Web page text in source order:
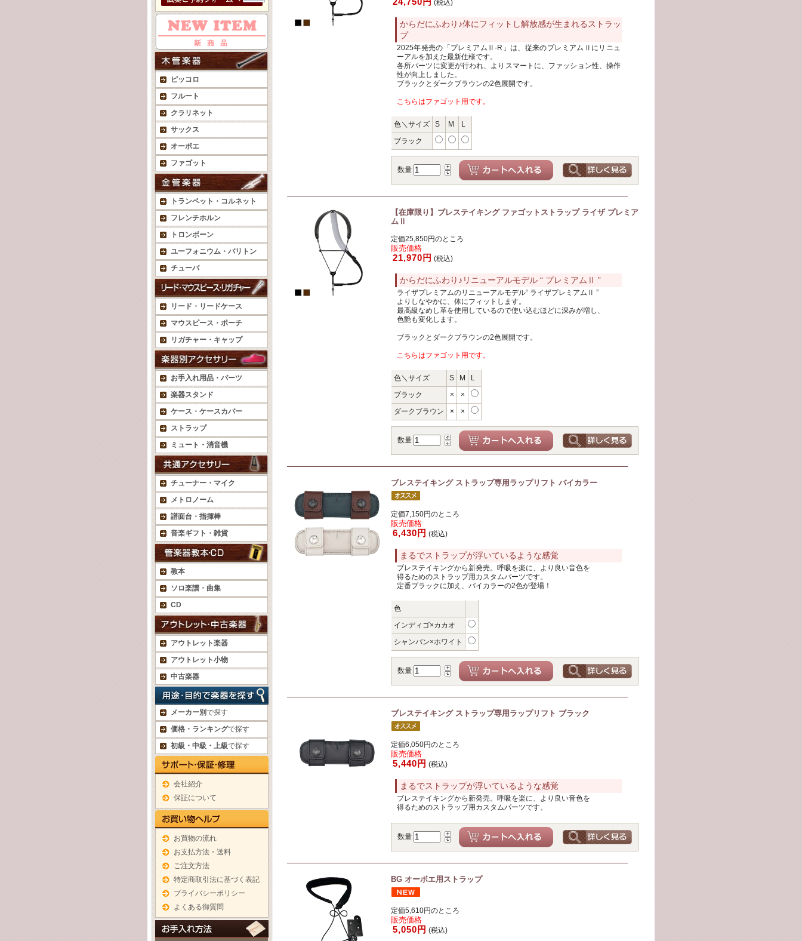
ピッコロ
フルート
クラリネット
サックス
オーボエ
ファゴット
トランペット・コルネット
フレンチホルン
トロンボーン
ユーフォニウム・バリトン
チューバ
リード・リードケース
マウスピース・ポーチ
リガチャー・キャップ
お手入れ用品・パーツ
楽器スタンド
ケース・ケースカバー
ストラップ
ミュート・消音機
チューナー・マイク
メトロノーム
譜面台・指揮棒
音楽ギフト・雑貨
教本
ソロ楽譜・曲集
CD
アウトレット楽器
アウトレット小物
中古楽器
メーカー別で探す
価格・ランキングで探す
初級・中級・上級で探す
会社紹介
保証について
お買物の流れ
お支払方法・送料
ご注文方法
特定商取引法に基づく表記
プライバシーポリシー
よくある御質問
(税込)
からだにふわり♪体にフィットし解放感が生まれるストラッ
プ
2025年発売の「プレミアムⅡ-R」は、従来のプレミアムⅡにリニュ
ーアルを加えた最新仕様です。
各所パーツに変更が行われ、よりスマートに、ファッション性、操作
性が向上しました。
ブラックとダークブラウンの2色展開です。
こちらはファゴット用です。
色＼サイズ S M
L
ブラック
数量
【在庫限り】ブレステイキング ファゴットストラップ ライザ プレミア
ムⅡ
定価25,850円のところ
販売価格
21,970円 (税込)
からだにふわり♪リニューアルモデル “ プレミアムⅡ ”
ライザプレミアムのリニューアルモデル“ ライザプレミアムⅡ ”
よりしなやかに、体にフィットします。
最高級なめし革を使用しているので使い込むほどに深みが増し、
色艶も変化します。
ブラックとダークブラウンの2色展開です。
こちらはファゴット用です。
色＼サイズ S M
L
ブラック
×
×
ダークブラウン
× ×
数量
ブレステイキング ストラップ専用ラップリフト バイカラー
定価7,150円のところ
販売価格
6,430円 (税込)
まるでストラップが浮いているような感覚
ブレステイキングから新発売。呼吸を楽に、より良い音色を
得るためのストラップ用カスタムパーツです。
定番ブラックに加え、バイカラーの2色が登場！
色
インディゴ×カカオ
シャンパン×ホワイト
数量
ブレステイキング ストラップ専用ラップリフト ブラック
定価6,050円のところ
販売価格
5,440円 (税込)
まるでストラップが浮いているような感覚
ブレステイキングから新発売。呼吸を楽に、より良い音色を
得るためのストラップ用カスタムパーツです。
数量
BG オーボエ用ストラップ
定価5,610円のところ
販売価格
5,050円 (税込)